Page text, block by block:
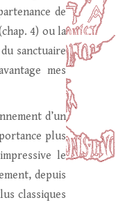
de
4) ou la
sanctuaire
mes
d’un
plus
le
depuis
classiques